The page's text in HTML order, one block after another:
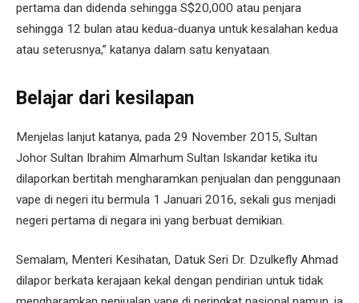
pertama dan didenda sehingga S$20,000 atau penjara
sehingga 12 bulan atau kedua-duanya untuk kesalahan kedua
atau seterusnya,” katanya dalam satu kenyataan.
Belajar dari kesilapan
Menjelas lanjut katanya, pada 29 November 2015, Sultan
Johor Sultan Ibrahim Almarhum Sultan Iskandar ketika itu
dilaporkan bertitah mengharamkan penjualan dan penggunaan
vape di negeri itu bermula 1 Januari 2016, sekali gus menjadi
negeri pertama di negara ini yang berbuat demikian.
Semalam, Menteri Kesihatan, Datuk Seri Dr. Dzulkefly Ahmad
dilapor berkata kerajaan kekal dengan pendirian untuk tidak